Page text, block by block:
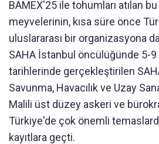
BAMEX'25 ile tohumları atılan
meyvelerinin, kısa süre önce
uluslararası bir organizasyona da
SAHA İstanbul öncülüğünde 5-9
tarihlerinde gerçekleştirilen
Savunma, Havacılık ve Uzay
Malili üst düzey askeri ve
Türkiye'de çok önemli
kayıtlara geçti.